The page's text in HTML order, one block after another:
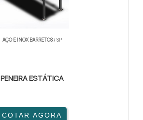
AÇO E INOX BARRETOS/ SP
PENEIRA ESTÁTICA
COTAR AGORA